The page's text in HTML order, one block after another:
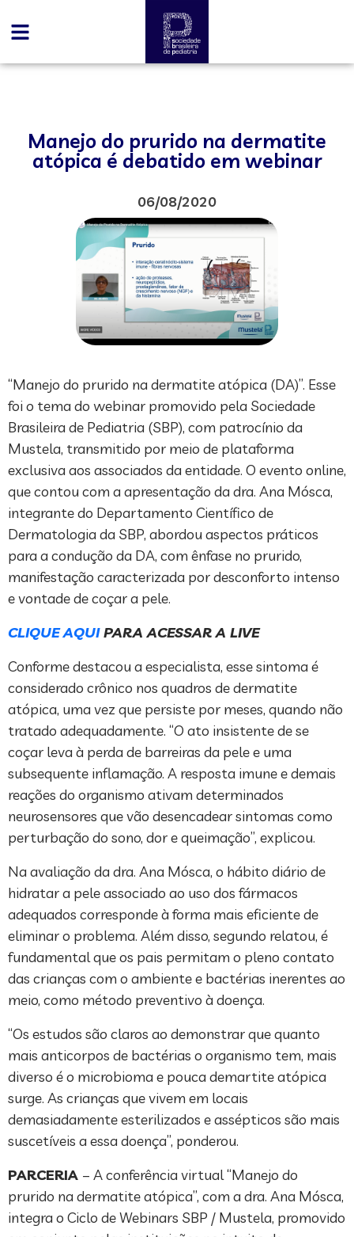
Manejo do prurido na dermatite
atópica é debatido em webinar
06/08/2020
“Manejo do prurido na dermatite atópica (DA)”. Esse
foi o tema do webinar promovido pela Sociedade
Brasileira de Pediatria (SBP), com patrocínio da
Mustela, transmitido por meio de plataforma
exclusiva aos associados da entidade. O evento online,
que contou com a apresentação da dra. Ana Mósca,
integrante do Departamento Científico de
Dermatologia da SBP, abordou aspectos práticos
para a condução da DA, com ênfase no prurido,
manifestação caracterizada por desconforto intenso
e vontade de coçar a pele.
CLIQUE AQUIPARA ACESSAR A LIVE
Conforme destacou a especialista, esse sintoma é
considerado crônico nos quadros de dermatite
atópica, uma vez que persiste por meses, quando não
tratado adequadamente. “O ato insistente de se
coçar leva à perda de barreiras da pele e uma
subsequente inflamação. A resposta imune e demais
reações do organismo ativam determinados
neurosensores que vão desencadear sintomas como
perturbação do sono, dor e queimação”, explicou.
Na avaliação da dra. Ana Mósca, o hábito diário de
hidratar a pele associado ao uso dos fármacos
adequados corresponde à forma mais eficiente de
eliminar o problema. Além disso, segundo relatou, é
fundamental que os pais permitam o pleno contato
das crianças com o ambiente e bactérias inerentes ao
meio, como método preventivo à doença.
“Os estudos são claros ao demonstrar que quanto
mais anticorpos de bactérias o organismo tem, mais
diverso é o microbioma e pouca demartite atópica
surge. As crianças que vivem em locais
demasiadamente esterilizados e assépticos são mais
suscetíveis a essa doença”, ponderou.
PARCERIA – A conferência virtual “Manejo do
prurido na dermatite atópica”, com a dra. Ana Mósca,
integra o Ciclo de Webinars SBP / Mustela, promovido